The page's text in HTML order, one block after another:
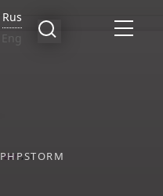
Rus
Eng
PHPSTORM